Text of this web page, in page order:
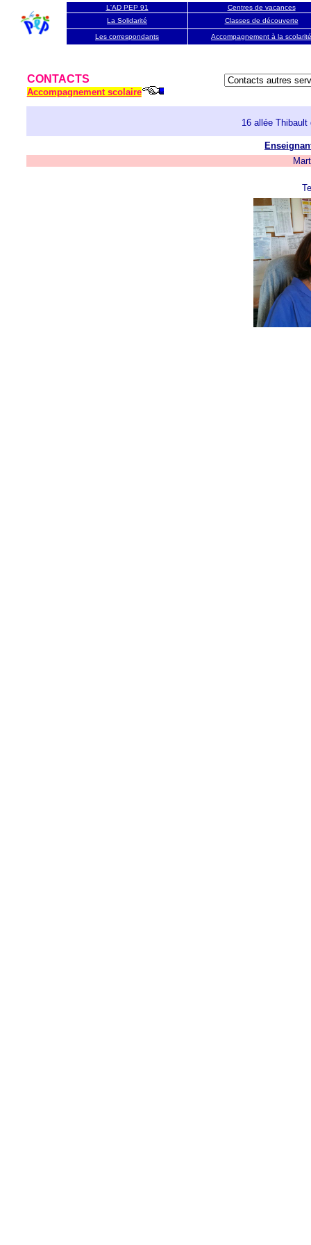
L'AD PEP 91
Centres de vacances
La Solidarité
Classes de découverte
Les correspondants Accompagnement à la scolarité
CONTACTS
Accompagnement scolaire
16 allée